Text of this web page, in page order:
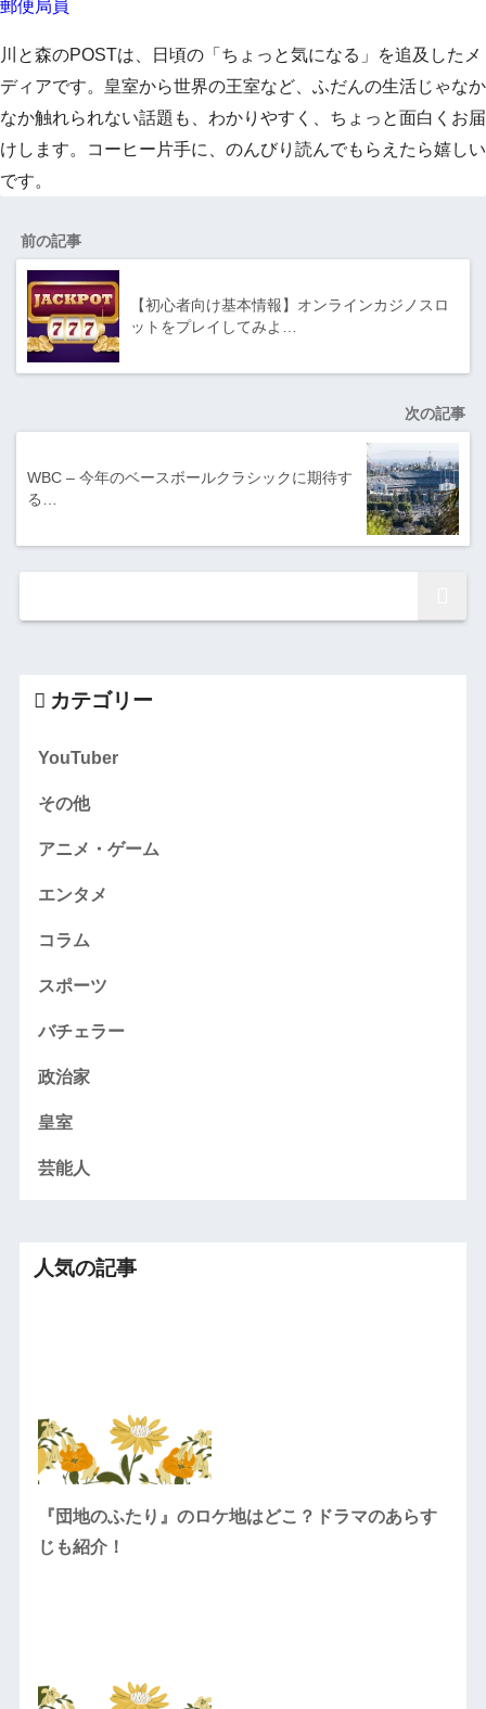
郵便局員
川と森のPOSTは、日頃の「ちょっと気になる」を追及したメ
ディアです。皇室から世界の王室など、ふだんの生活じゃなか
なか触れられない話題も、わかりやすく、ちょっと面白くお届
けします。コーヒー片手に、のんびり読んでもらえたら嬉しい
です。
前の記事
【初心者向け基本情報】オンラインカジノスロ
ットをプレイしてみよ…
次の記事
WBC – 今年のベースボールクラシックに期待す
る…
カテゴリー
YouTuber
その他
アニメ・ゲーム
エンタメ
コラム
スポーツ
バチェラー
政治家
皇室
芸能人
人気の記事
『団地のふたり』のロケ地はどこ？ドラマのあらす
じも紹介！